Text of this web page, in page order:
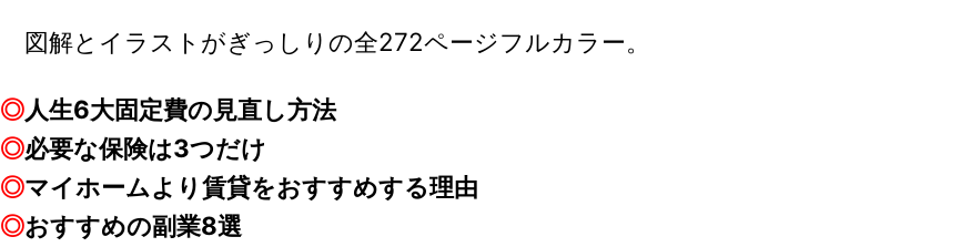
図解とイラストがぎっしりの全272ページフルカラー。
◎人生6大固定費の見直し方法
◎必要な保険は3つだけ
◎マイホームより賃貸をおすすめする理由
◎おすすめの副業8選